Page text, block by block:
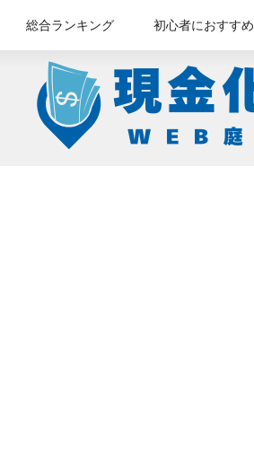
総合ランキング 初心者におすすめ